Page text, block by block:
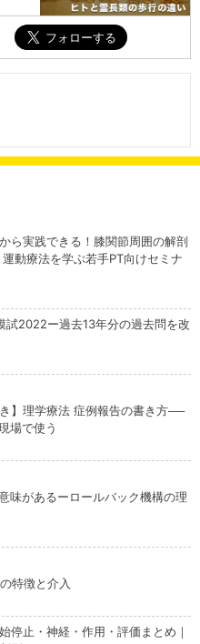
ら実践できる！膝関節周囲の解剖
動療法を学ぶ若手PT向けセミナ
試2022ー過去13年分の過去問を改
き】理学療法 症例報告の書き方──
場で使う
味があるーロールバック機構の理
特徴と介入
停止・神経・作用・評価まとめ｜